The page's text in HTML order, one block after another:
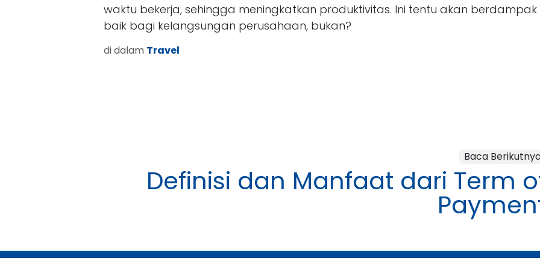
waktu bekerja, sehingga meningkatkan produktivitas. Ini tentu akan berdampak
baik bagi kelangsungan perusahaan, bukan?
di dalam Travel
Baca
Definisi dan Manfaat dari Term